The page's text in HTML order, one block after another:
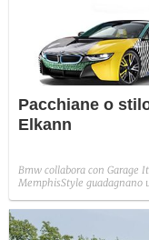
Pacchiane o
Elkann
Bmw collabora con Garage
MemphisStyle